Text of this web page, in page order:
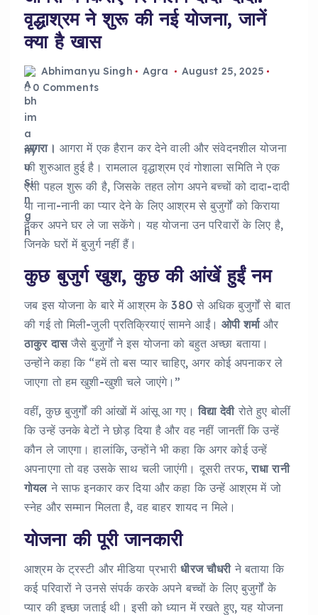
वृद्धाश्रम ने शुरू की नई योजना, जानें
क्या है खास
Abhimanyu Singh Agra
August 25, 2025
0 Comments
आगरा। आगरा में एक हैरान कर देने वाली और संवेदनशील योजना
की शुरुआत हुई है। रामलाल वृद्धाश्रम एवं गोशाला समिति ने एक
ऐसी पहल शुरू की है, जिसके तहत लोग अपने बच्चों को दादा-दादी
या नाना-नानी का प्यार देने के लिए आश्रम से बुजुर्गों को किराया
देकर अपने घर ले जा सकेंगे। यह योजना उन परिवारों के लिए है,
जिनके घरों में बुजुर्ग नहीं हैं।
कुछ बुजुर्ग खुश, कुछ की आंखें हुईं नम
जब इस योजना के बारे में आश्रम के 380 से अधिक बुजुर्गों से बात
की गई तो मिली-जुली प्रतिक्रियाएं सामने आईं।ओपी शर्माऔर
ठाकुर दासजैसे बुजुर्गों ने इस योजना को बहुत अच्छा बताया।
उन्होंने कहा कि “हमें तो बस प्यार चाहिए, अगर कोई अपनाकर ले
जाएगा तो हम खुशी-खुशी चले जाएंगे।”
वहीं, कुछ बुजुर्गों की आंखों में आंसू आ गए।विद्या देवीरोते हुए बोलीं
कि उन्हें उनके बेटों ने छोड़ दिया है और वह नहीं जानतीं कि उन्हें
कौन ले जाएगा। हालांकि, उन्होंने भी कहा कि अगर कोई उन्हें
अपनाएगा तो वह उसके साथ चली जाएंगी। दूसरी तरफ,राधा रानी
गोयलने साफ इनकार कर दिया और कहा कि उन्हें आश्रम में जो
स्नेह और सम्मान मिलता है, वह बाहर शायद न मिले।
योजना की पूरी जानकारी
आश्रम के ट्रस्टी और मीडिया प्रभारीधीरज चौधरीने बताया कि
कई परिवारों ने उनसे संपर्क करके अपने बच्चों के लिए बुजुर्गों के
प्यार की इच्छा जताई थी। इसी को ध्यान में रखते हुए, यह योजना